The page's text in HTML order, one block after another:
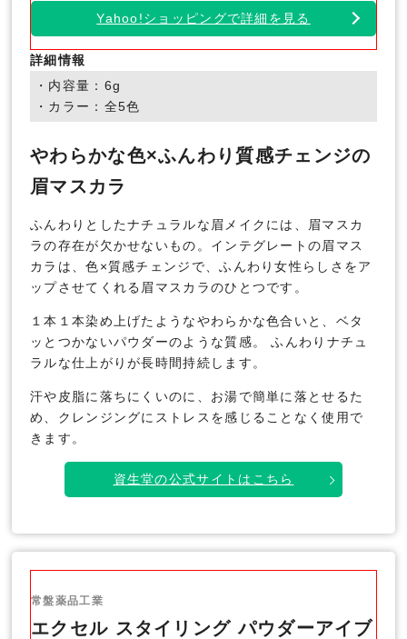
Yahoo!ショッピングで詳細を見る
詳細情報
・内容量：6g
・カラー：全5色
やわらかな色×ふんわり質感チェンジの
眉マスカラ
ふんわりとしたナチュラルな眉メイクには、眉マスカ
ラの存在が欠かせないもの。インテグレートの眉マス
カラは、色×質感チェンジで、ふんわり女性らしさをア
ップさせてくれる眉マスカラのひとつです。
１本１本染め上げたようなやわらかな色合いと、ベタ
ッとつかないパウダーのような質感。 ふんわりナチュ
ラルな仕上がりが長時間持続します。
汗や皮脂に落ちにくいのに、お湯で簡単に落とせるた
め、クレンジングにストレスを感じることなく使用で
きます。
資生堂の公式サイトはこちら
常盤薬品工業
エクセル スタイリング パウダーアイブ